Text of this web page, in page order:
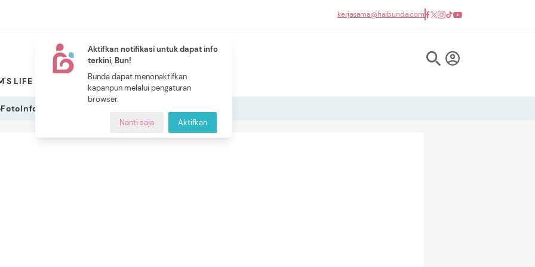
Aktifkan notifikasi untuk dapat info
terkini, Bun!
Bunda dapat menonaktifkan
kapanpun melalui pengaturan
browser.
Nanti saja Aktifkan
kerjasama@haibunda.com
LIFE PILIHAN BUNDA
NEW
CERITA BUNDA
FotoInfografis